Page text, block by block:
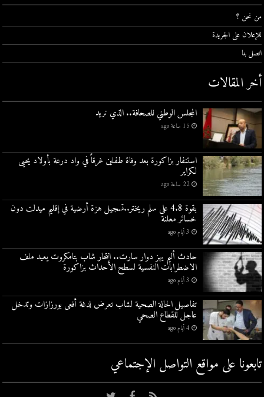
من نحن ؟
للإعلان على الجريدة
اتصل بنا
أخر المقالات
المجلس الوطني للصحافة.. الذي نريد
15 ساعة ago
استنفار بزاكورة بعد وفاة طفلين غرقاً في واد درعة بأولاد يحيى
لكراير
22 ساعة ago
بقوة 4.8 على سلم ريختر..تسجيل هزة أرضية في إقليم ميدلت دون
خسائر معلنة
3 أيام ago
حادث أليم يهز دوار سارت.. انتحار شاب بتامكروت يعيد ملف
الاضطرابات النفسية لسطح الأحداث بزاكورة
3 أيام ago
تفاصيل الحالة الصحية لشاب تعرض لدغة أفعى بورزازات وتدخل
عاجل للقطاع الصحي
4 أيام ago
تابعونا على مواقع التواصل اﻹجتماعي